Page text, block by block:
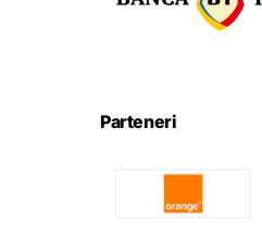
Parteneri